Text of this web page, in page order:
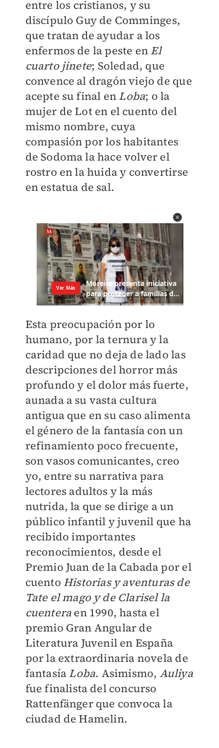
entre los cristianos, y su
discípulo Guy de Comminges,
que tratan de ayudar a los
enfermos de la peste en El
cuarto jinete; Soledad, que
convence al dragón viejo de que
acepte su final en Loba; o la
mujer de Lot en el cuento del
mismo nombre, cuya
compasión por los habitantes
de Sodoma la hace volver el
rostro en la huida y convertirse
en estatua de sal.
Esta preocupación por lo
humano, por la ternura y la
caridad que no deja de lado las
descripciones del horror más
profundo y el dolor más fuerte,
aunada a su vasta cultura
antigua que en su caso alimenta
el género de la fantasía con un
refinamiento poco frecuente,
son vasos comunicantes, creo
yo, entre su narrativa para
lectores adultos y la más
nutrida, la que se dirige a un
público infantil y juvenil que ha
recibido importantes
reconocimientos, desde el
Premio Juan de la Cabada por el
cuento Historias y aventuras de
Tate el mago y de Clarisel la
cuentera en 1990, hasta el
premio Gran Angular de
Literatura Juvenil en España
por la extraordinaria novela de
fantasía Loba. Asimismo, Auliya
fue finalista del concurso
Rattenfänger que convoca la
ciudad de Hamelin.